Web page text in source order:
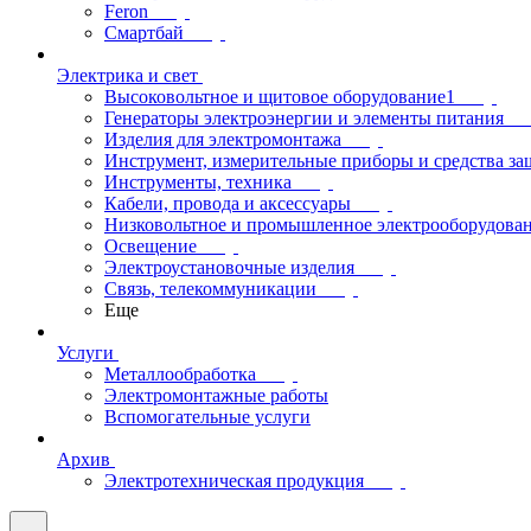
Feron
Смартбай
Электрика и свет
Высоковольтное и щитовое оборудование1
Генераторы электроэнергии и элементы питания
Изделия для электромонтажа
Инструмент, измерительные приборы и средства
Инструменты, техника
Кабели, провода и аксессуары
Низковольтное и промышленное
Освещение
Электроустановочные изделия
Связь, телекоммуникации
Еще
Услуги
Металлообработка
Электромонтажные работы
Вспомогательные услуги
Архив
Электротехническая продукция